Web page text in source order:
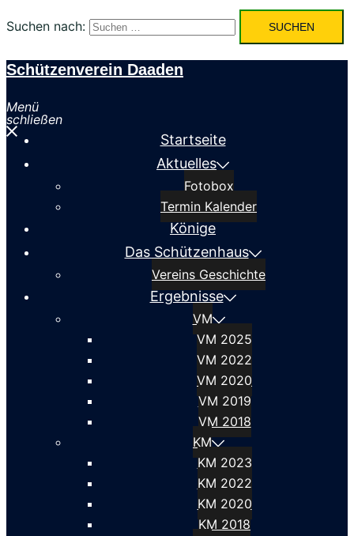
Suchen nach:
Schützenverein Daaden
Menü
schließen
Startseite
Aktuelles
Fotobox
Termin Kalender
Könige
Das Schützenhaus
Vereins Geschichte
Ergebnisse
VM
VM 2025
VM 2022
VM 2020
VM 2019
VM 2018
KM
KM 2023
KM 2022
KM 2020
KM 2018